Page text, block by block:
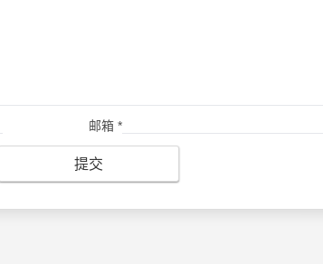
邮箱 *
提交